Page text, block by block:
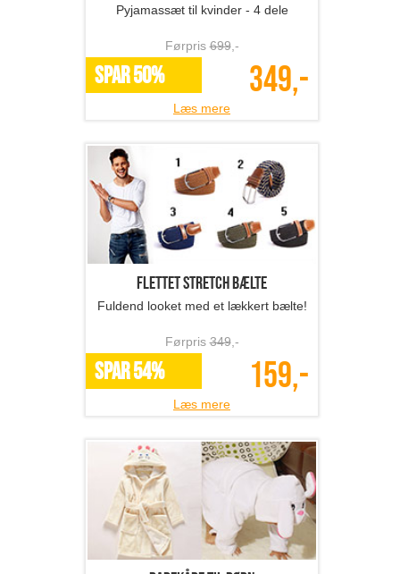
Pyjamassæt til kvinder - 4 dele
Førpris699,-
SPAR 50% 349,-
Læs mere
Flettet stretch bælte
Fuldend looket med et lækkert bælte!
Førpris349,-
SPAR 54% 159,-
Læs mere